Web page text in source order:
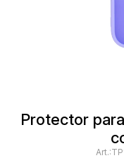
Protector